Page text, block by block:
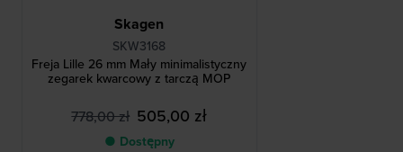
Skagen
SKW3168
Freja Lille 26 mm Mały minimalistyczny
zegarek kwarcowy z tarczą MOP
778,00 zł 505,00 zł
● Dostępny